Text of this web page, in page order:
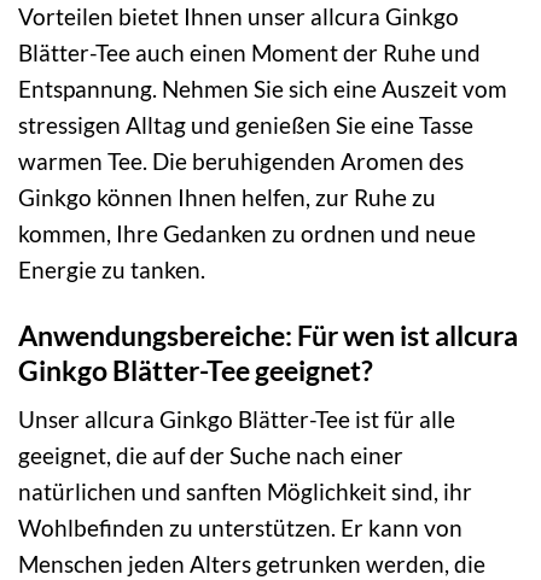
Vorteilen bietet Ihnen unser allcura Ginkgo
Blätter-Tee auch einen Moment der Ruhe und
Entspannung. Nehmen Sie sich eine Auszeit vom
stressigen Alltag und genießen Sie eine Tasse
warmen Tee. Die beruhigenden Aromen des
Ginkgo können Ihnen helfen, zur Ruhe zu
kommen, Ihre Gedanken zu ordnen und neue
Energie zu tanken.
Anwendungsbereiche: Für wen ist allcura
Ginkgo Blätter-Tee geeignet?
Unser allcura Ginkgo Blätter-Tee ist für alle
geeignet, die auf der Suche nach einer
natürlichen und sanften Möglichkeit sind, ihr
Wohlbefinden zu unterstützen. Er kann von
Menschen jeden Alters getrunken werden, die